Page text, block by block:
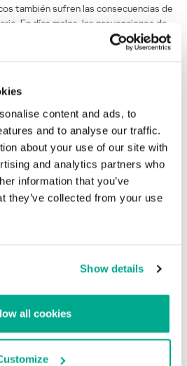
content and ads, to
and to analyse our traffic.
about your use of our site with
and analytics partners who
information that you’ve
they’ve collected from your use
Show details
all cookies
también sufren las consecuencias de
En días malos, las prevenciones de
cientos de miles de veces debido a
de Blackhole Exploit Pack, Phoenix
los parches de Adobe lo antes
de Adobe,
no será publicada. Los
marcados con